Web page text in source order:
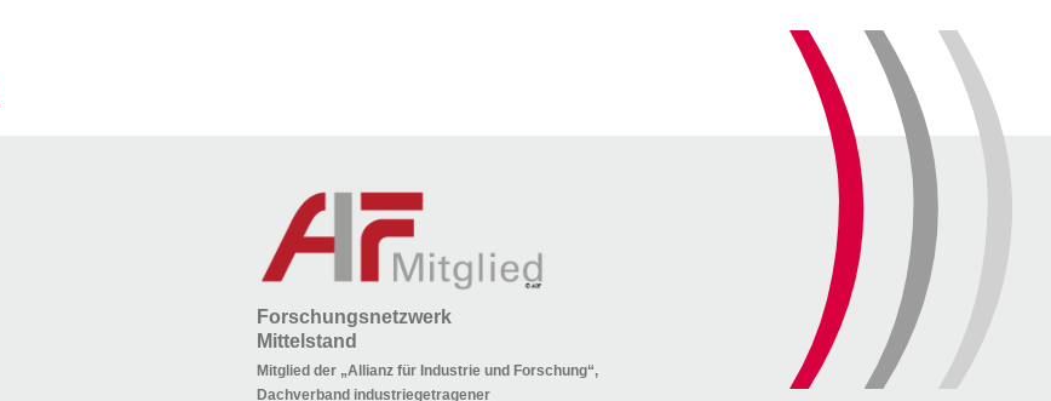
Forschungsnetzwerk
Mittelstand
Mitglied der „Allianz für Industrie und Forschung“,
Dachverband industriegetragener